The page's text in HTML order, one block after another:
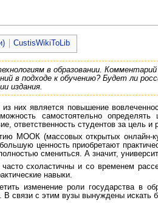
CustisWikiToLib
в образовании.
в подходе к обучению? Будет ли
издания.
них является повышение
самостоятельно определять
ответственность студентов за цель и
МООК (массовых открытых
ценность приобретают
смениться. А значит,
схоластичны и со временем
навыки.
изменение роли государства в
В связи с этим вузы вынуждены искать